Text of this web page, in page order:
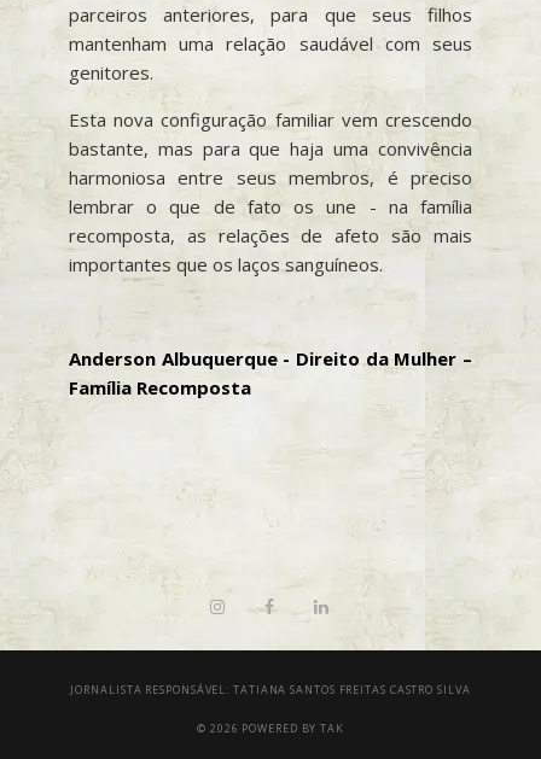
parceiros anteriores, para que seus filhos
mantenham uma relação saudável com seus
genitores.
Esta nova configuração familiar vem crescendo
bastante, mas para que haja uma convivência
harmoniosa entre seus membros, é preciso
lembrar o que de fato os une - na família
recomposta, as relações de afeto são mais
importantes que os laços sanguíneos.
Anderson Albuquerque - Direito da Mulher –
Família Recomposta
JORNALISTA RESPONSÁVEL: TATIANA SANTOS FREITAS CASTRO SILVA
© 2026 POWERED BYTAK